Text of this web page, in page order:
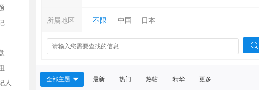
人
所属地区 不限 中国 日本
全部主题 最新 热门 热帖 精华 更多